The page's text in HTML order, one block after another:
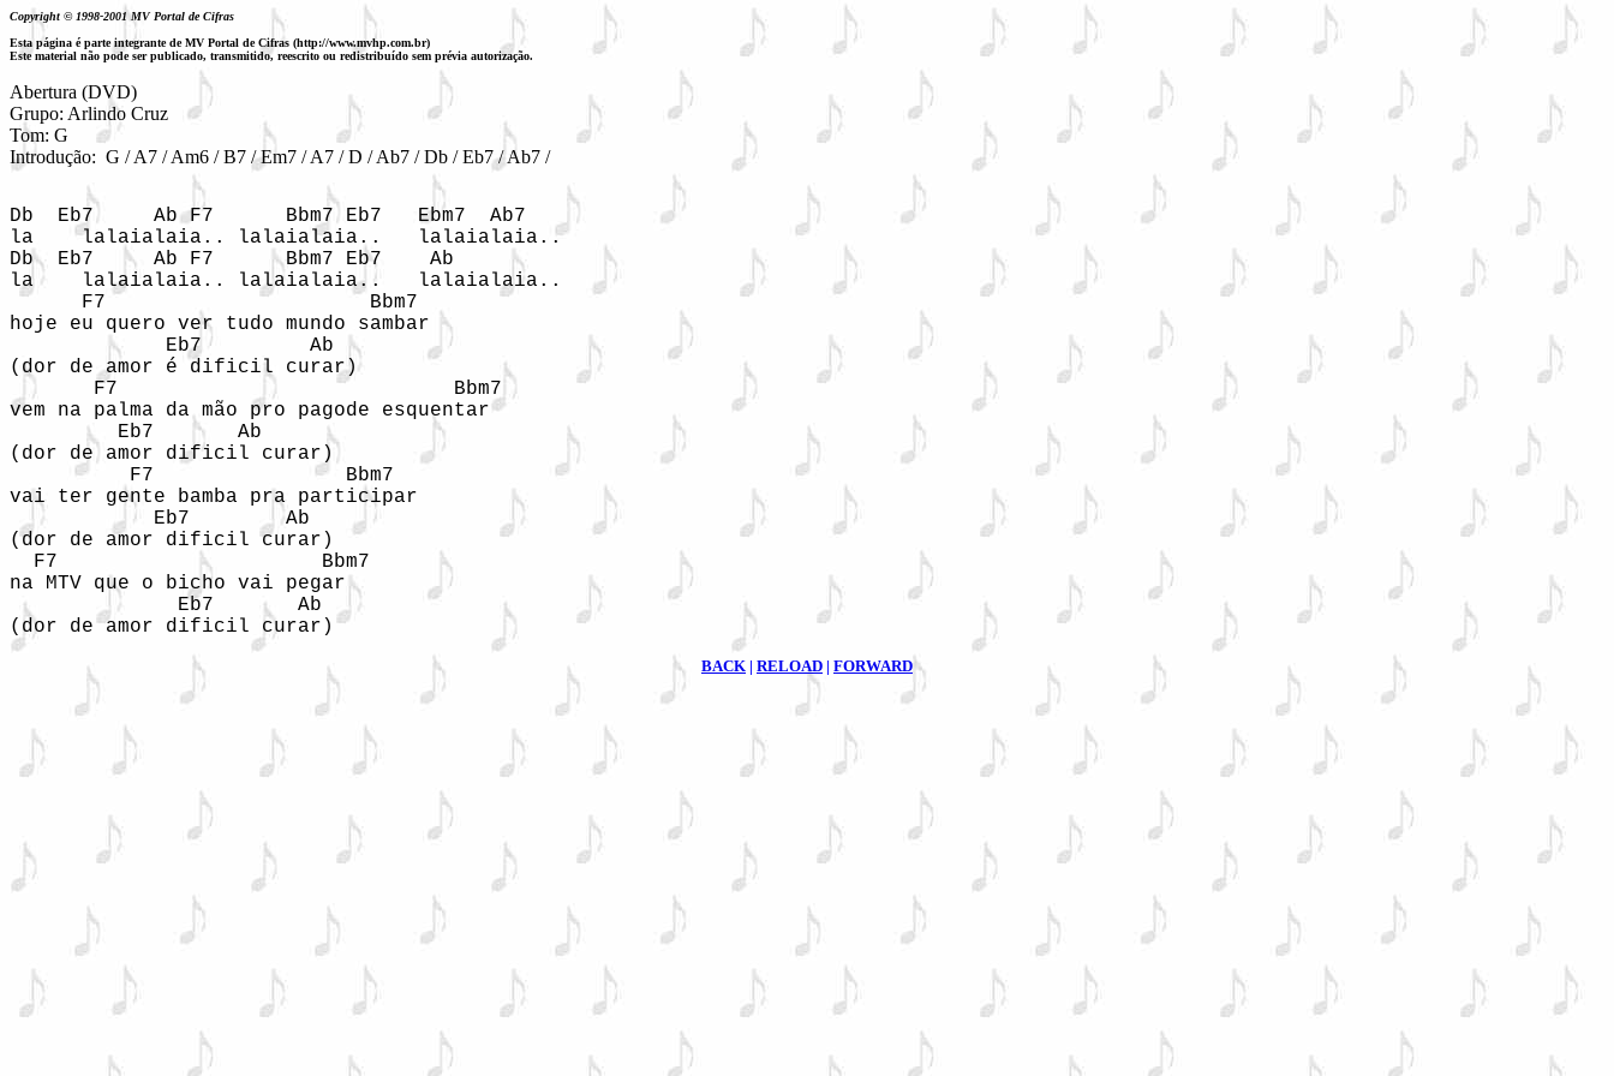
Copyright © 1998-2001 MV Portal de Cifras
Esta página é parte integrante de MV Portal de Cifras (http://www.mvhp.com.br)
Este material não pode ser publicado, transmitido, reescrito ou redistribuído sem prévia autorização.
Abertura (DVD)
Grupo: Arlindo Cruz
Tom: G
Introdução:  G / A7 / Am6 / B7 / Em7 / A7 / D / Ab7 / Db / Eb7 / Ab7 /
Db  Eb7     Ab F7      Bbm7 Eb7   Ebm7  Ab7
la    lalaialaia.. lalaialaia..   lalaialaia..
Db  Eb7     Ab F7      Bbm7 Eb7    Ab
la    lalaialaia.. lalaialaia..   lalaialaia..
      F7                      Bbm7
hoje eu quero ver tudo mundo sambar
             Eb7         Ab
(dor de amor é dificil curar)
       F7                            Bbm7
vem na palma da mão pro pagode esquentar
         Eb7       Ab
(dor de amor dificil curar)
          F7                Bbm7
vai ter gente bamba pra participar
            Eb7        Ab
(dor de amor dificil curar)
  F7                      Bbm7
na MTV que o bicho vai pegar
              Eb7       Ab
(dor de amor dificil curar)
BACK | RELOAD | FORWARD